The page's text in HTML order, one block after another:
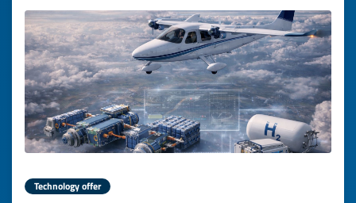
Technology offer